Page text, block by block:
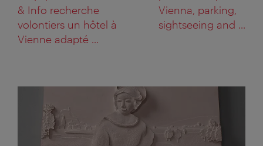
& Info recherche
volontiers un hôtel à
Vienne adapté ...
Vienna, parking,
sightseeing and ...